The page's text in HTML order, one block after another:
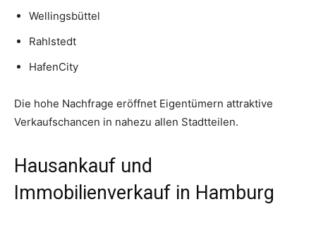
Wellingsbüttel
Rahlstedt
HafenCity
Die hohe Nachfrage eröffnet Eigentümern attraktive
Verkaufschancen in nahezu allen Stadtteilen.
Hausankauf und
Immobilienverkauf in Hamburg